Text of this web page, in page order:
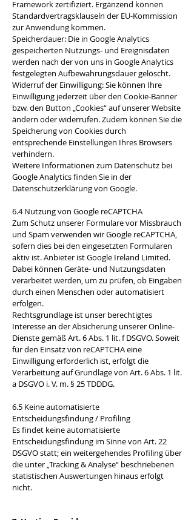
Framework zertifiziert. Ergänzend können
Standardvertragsklauseln der EU-Kommission
zur Anwendung kommen.
Speicherdauer: Die in Google Analytics
gespeicherten Nutzungs- und Ereignisdaten
werden nach der von uns in Google Analytics
festgelegten Aufbewahrungsdauer gelöscht.
Widerruf der Einwilligung: Sie können Ihre
Einwilligung jederzeit über den Cookie-Banner
bzw. den Button „Cookies“ auf unserer Website
ändern oder widerrufen. Zudem können Sie die
Speicherung von Cookies durch
entsprechende Einstellungen Ihres Browsers
verhindern.
Weitere Informationen zum Datenschutz bei
Google Analytics finden Sie in der
Datenschutzerklärung von Google.
6.4 Nutzung von Google reCAPTCHA
Zum Schutz unserer Formulare vor Missbrauch
und Spam verwenden wir Google reCAPTCHA,
sofern dies bei den eingesetzten Formularen
aktiv ist. Anbieter ist Google Ireland Limited.
Dabei können Geräte- und Nutzungsdaten
verarbeitet werden, um zu prüfen, ob Eingaben
durch einen Menschen oder automatisiert
erfolgen.
Rechtsgrundlage ist unser berechtigtes
Interesse an der Absicherung unserer Online-
Dienste gemäß Art. 6 Abs. 1 lit. f DSGVO. Soweit
für den Einsatz von reCAPTCHA eine
Einwilligung erforderlich ist, erfolgt die
Verarbeitung auf Grundlage von Art. 6 Abs. 1 lit.
a DSGVO i. V. m. § 25 TDDDG.
6.5 Keine automatisierte
Entscheidungsfindung / Profiling
Es findet keine automatisierte
Entscheidungsfindung im Sinne von Art. 22
DSGVO statt; ein weitergehendes Profiling über
die unter „Tracking & Analyse“ beschriebenen
statistischen Auswertungen hinaus erfolgt
nicht.